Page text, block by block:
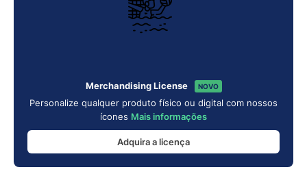
Merchandising License NOVO
Personalize qualquer produto físico ou digital com nossos
ícones Mais informações
Adquira a licença